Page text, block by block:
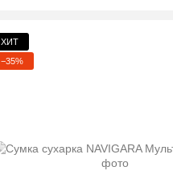
ХИТ
−35%